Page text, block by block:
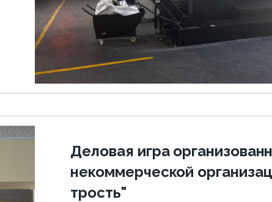
Деловая игра
некоммерческой
трость"